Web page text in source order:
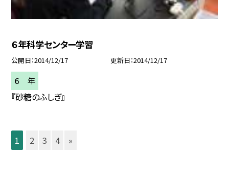
６年科学センター学習
公開日 2014/12/17 更新日 2014/12/17
６ 年
『砂糖のふしぎ』
1 2 3 4 »